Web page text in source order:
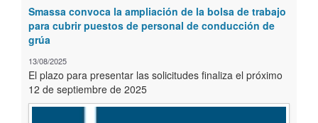
Smassa convoca la ampliación de la bolsa de trabajo
para cubrir puestos de personal de conducción de
grúa
13/08/2025
El plazo para presentar las solicitudes finaliza el próximo
12 de septiembre de 2025